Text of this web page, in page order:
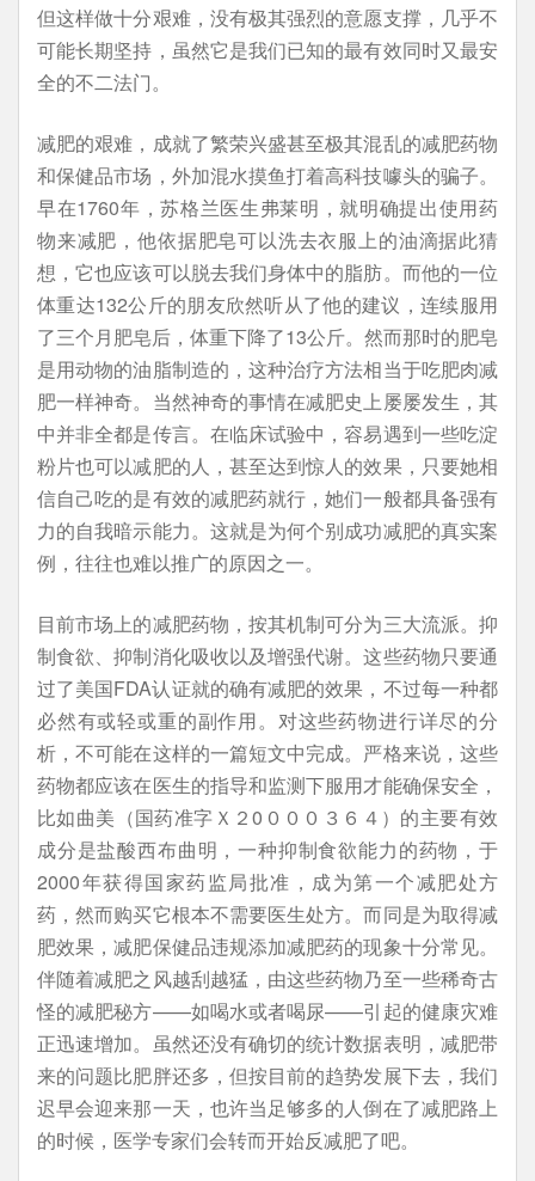
但这样做十分艰难，没有极其强烈的意愿支撑，几乎不
可能长期坚持，虽然它是我们已知的最有效同时又最安
全的不二法门。
减肥的艰难，成就了繁荣兴盛甚至极其混乱的减肥药物
和保健品市场，外加混水摸鱼打着高科技噱头的骗子。
早在1760年，苏格兰医生弗莱明，就明确提出使用药
物来减肥，他依据肥皂可以洗去衣服上的油滴据此猜
想，它也应该可以脱去我们身体中的脂肪。而他的一位
体重达132公斤的朋友欣然听从了他的建议，连续服用
了三个月肥皂后，体重下降了13公斤。然而那时的肥皂
是用动物的油脂制造的，这种治疗方法相当于吃肥肉减
肥一样神奇。当然神奇的事情在减肥史上屡屡发生，其
中并非全都是传言。在临床试验中，容易遇到一些吃淀
粉片也可以减肥的人，甚至达到惊人的效果，只要她相
信自己吃的是有效的减肥药就行，她们一般都具备强有
力的自我暗示能力。这就是为何个别成功减肥的真实案
例，往往也难以推广的原因之一。
目前市场上的减肥药物，按其机制可分为三大流派。抑
制食欲、抑制消化吸收以及增强代谢。这些药物只要通
过了美国FDA认证就的确有减肥的效果，不过每一种都
必然有或轻或重的副作用。对这些药物进行详尽的分
析，不可能在这样的一篇短文中完成。严格来说，这些
药物都应该在医生的指导和监测下服用才能确保安全，
比如曲美（国药准字Ｘ２0０００３６４）的主要有效
成分是盐酸西布曲明，一种抑制食欲能力的药物，于
2000年获得国家药监局批准，成为第一个减肥处方
药，然而购买它根本不需要医生处方。而同是为取得减
肥效果，减肥保健品违规添加减肥药的现象十分常见。
伴随着减肥之风越刮越猛，由这些药物乃至一些稀奇古
怪的减肥秘方——如喝水或者喝尿——引起的健康灾难
正迅速增加。虽然还没有确切的统计数据表明，减肥带
来的问题比肥胖还多，但按目前的趋势发展下去，我们
迟早会迎来那一天，也许当足够多的人倒在了减肥路上
的时候，医学专家们会转而开始反减肥了吧。